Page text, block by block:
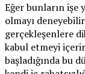
Eğer bunların işe
olmayı
gerçekleşenlere
kabul etmeyi
başladığında bu